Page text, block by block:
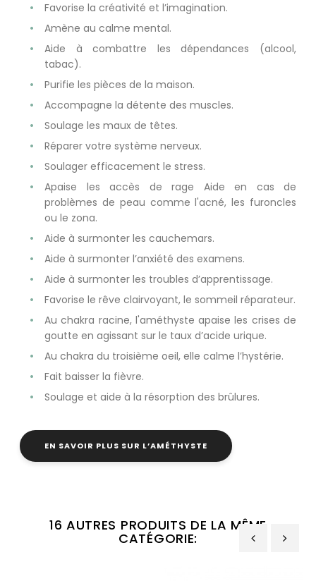
Favorise la créativité et l’imagination.
Amène au calme mental.
Aide à combattre les dépendances (alcool,
tabac).
Purifie les pièces de la maison.
Accompagne la détente des muscles.
Soulage les maux de têtes.
Réparer votre système nerveux.
Soulager efficacement le stress.
Apaise les accès de rage Aide en cas de
problèmes de peau comme l'acné, les furoncles
ou le zona.
Aide à surmonter les cauchemars.
Aide à surmonter l’anxiété des examens.
Aide à surmonter les troubles d’apprentissage.
Favorise le rêve clairvoyant, le sommeil réparateur.
Au chakra racine, l'améthyste apaise les crises de
goutte en agissant sur le taux d’acide urique.
Au chakra du troisième oeil, elle calme l’hystérie.
Fait baisser la fièvre.
Soulage et aide à la résorption des brûlures.
EN SAVOIR PLUS SUR L’AMÉTHYSTE
16 AUTRES PRODUITS DE LA MÊME
CATÉGORIE: